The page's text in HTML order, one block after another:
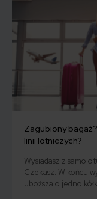
Jakie składowe
ubezpieczeniowa?
Zagubiony
linii lotniczych?
Wysiadasz z
Czekasz. W końcu
uboższa o jedno